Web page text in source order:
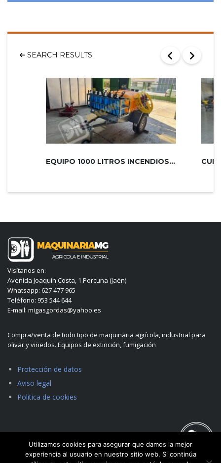
SEARCH RESULTS
EQUIPO 1000 LITROS INCENDIOS PLUS 2...
Visítanos en:
Avenida Joaquin Costa, 1 Porcuna (Jaén)
Whatsapp: 627 477 965
Teléfono: 953 544 644
E-mail: migasgordas@yahoo.es
Compra/venta de todo tipo de maquinaria agrícola, industrial para
olivar y viñedos. Equipos de extinción, fumigación
Protección de datos
Aviso legal
Politica de cookies
Utilizamos cookies para asegurar que damos la mejor
experiencia al usuario en nuestro sitio web. Si continúa